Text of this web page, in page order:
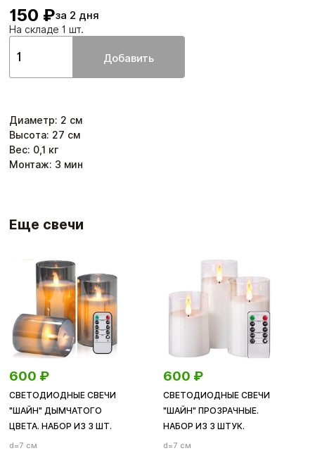
150 ₽за 2 дня
На складе 1 шт.
Добавить
Диаметр: 2 см
Высота: 27 см
Вес: 0,1 кг
Монтаж: 3 мин
Еще свечи
600 ₽
СВЕТОДИОДНЫЕ СВЕЧИ
"ШАЙН" ДЫМЧАТОГО
ЦВЕТА. НАБОР ИЗ 3 ШТ.
d=7 см
600 ₽
СВЕТОДИОДНЫЕ СВЕЧИ
"ШАЙН" ПРОЗРАЧНЫЕ.
НАБОР ИЗ 3 ШТУК.
d=7 см